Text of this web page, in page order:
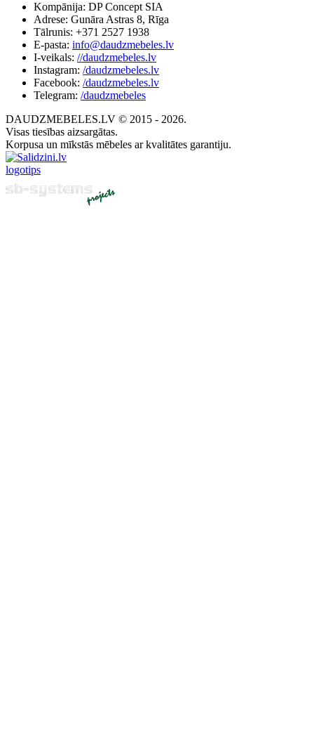
Kompānija: DP Concept SIA
Adrese: Gunāra Astras 8, Rīga
Tālrunis: +371 2527 1938
E-pasta: info@daudzmebeles.lv
I-veikals: //daudzmebeles.lv
Instagram: /daudzmebeles.lv
Facebook: /daudzmebeles.lv
Telegram: /daudzmebeles
DAUDZMEBELES.LV © 2015 - 2026.
Visas tiesības aizsargātas.
Korpusa un mīkstās mēbeles ar kvalitātes garantiju.